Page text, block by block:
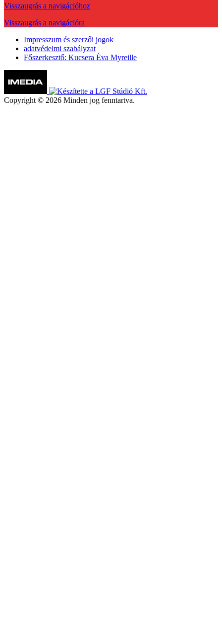
Visszaugrás a navigációhoz
Visszaugrás a navigációra
Impresszum és szerzői jogok
adatvédelmi szabályzat
Főszerkesztő: Kucsera Éva Myreille
Copyright © 2026 Minden jog fenntartva.